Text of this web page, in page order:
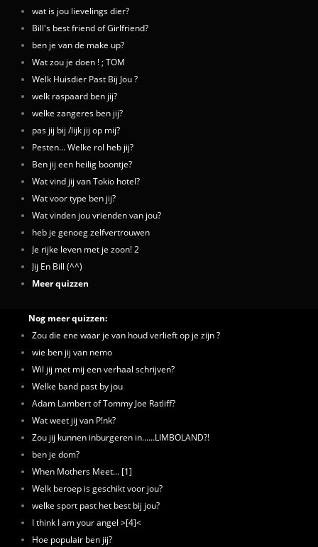
wat is jou lievelings dier?
Bill's best friend of Girlfriend?
ben je van de make up?
Wat zou je doen ! ; TOM
Welk Huisdier Past Bij Jou ?
welk raspaard ben jij?
welke zangeres ben jij?
pas jij bij /lijk jij op mij?
Pesten... Welke rol heb jij?
Ben jij een heilig boontje?
Wat vind jij van Tokio hotel?
Wat voor type ben jij?
Wat vinden jou vrienden van jou?
heb je genoeg zelfvertrouwen
Je rijke leven met je zoon! 2
Jij En Bill (^^)
Meer quizzen
Nog meer quizzen:
Zou die ene waar je van houd verlieft op je zijn ?
wie ben jij van nemo
Wil jij met mij een verhaal schrijven?
Welke band past by jou
Adam Lambert of Tommy Joe Ratliff?
Wat weet jij van P!nk?
Zou jij kunnen inburgeren in......LIMBOLAND?!
ben je dom?
When Mothers Meet... [1]
Welk beroep is geschikt voor jou?
welke sport past het best bij jou?
I think I am your angel >[4]<
Hoe populair ben jij?